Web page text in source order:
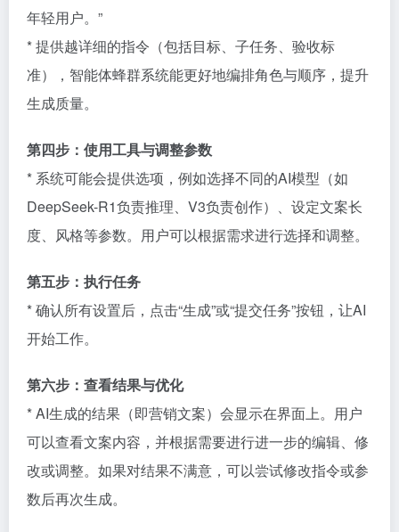
年轻用户。”
* 提供越详细的指令（包括目标、子任务、验收标
准），智能体蜂群系统能更好地编排角色与顺序，提升
生成质量。
第四步：使用工具与调整参数
* 系统可能会提供选项，例如选择不同的AI模型（如
DeepSeek-R1负责推理、V3负责创作）、设定文案长
度、风格等参数。用户可以根据需求进行选择和调整。
第五步：执行任务
* 确认所有设置后，点击“生成”或“提交任务”按钮，让AI
开始工作。
第六步：查看结果与优化
* AI生成的结果（即营销文案）会显示在界面上。用户
可以查看文案内容，并根据需要进行进一步的编辑、修
改或调整。如果对结果不满意，可以尝试修改指令或参
数后再次生成。